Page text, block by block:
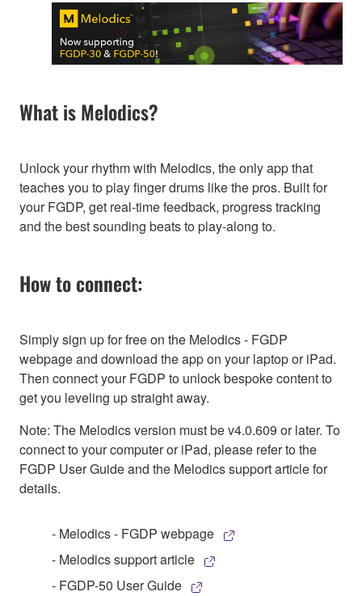
What is Melodics?
Unlock your rhythm with Melodics, the only app that
teaches you to play finger drums like the pros. Built for
your FGDP, get real-time feedback, progress tracking
and the best sounding beats to play-along to.
How to connect:
Simply sign up for free on the Melodics - FGDP
webpage and download the app on your laptop or iPad.
Then connect your FGDP to unlock bespoke content to
get you leveling up straight away.
Note: The Melodics version must be v4.0.609 or later. To
connect to your computer or iPad, please refer to the
FGDP User Guide and the Melodics support article for
details.
- Melodics - FGDP webpage
- Melodics support article
- FGDP-50 User Guide